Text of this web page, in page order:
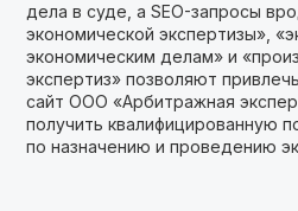
дела в суде, а SEO-запросы
экономической экспертизы»,
экономическим делам» и
экспертиз» позволяют
сайт ООО «Арбитражная
получить квалифицированную
по назначению и проведению